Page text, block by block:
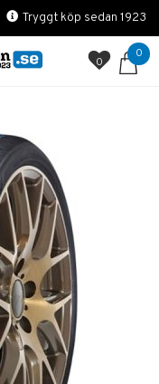
Tryggt köp sedan 1923
0
0